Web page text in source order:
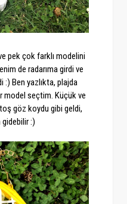
pek çok farklı modelini
de radarıma girdi ve
:) Ben yazlıkta, plajda
model seçtim. Küçük ve
göz koydu gibi geldi,
gidebilir :)